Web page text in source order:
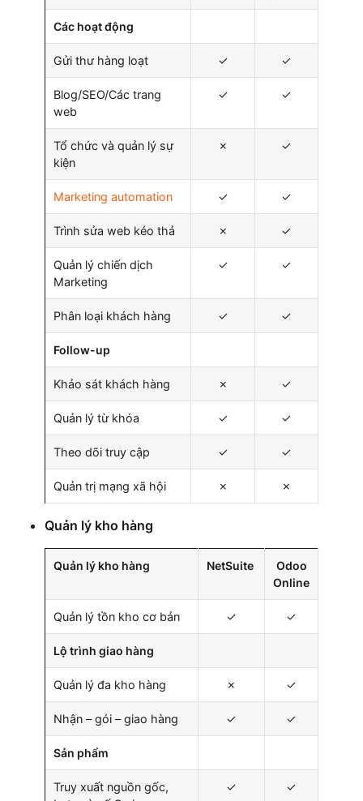
Các hoạt động
Gửi thư hàng loạt ✓ ✓
Blog/SEO/Các trang
web
✓ ✓
Tổ chức và quản lý sự
kiện
✗ ✓
Marketing automation ✓ ✓
Trình sửa web kéo thả ✗ ✓
Quản lý chiến dịch
Marketing
✓ ✓
Phân loại khách hàng ✓ ✓
Follow-up
Khảo sát khách hàng ✗ ✓
Quản lý từ khóa ✓ ✓
Theo dõi truy cập ✓ ✓
Quản trị mạng xã hội ✗ ✗
Quản lý kho hàng
Quản lý kho hàng NetSuite
Odoo
Online
Quản lý tồn kho cơ bản ✓ ✓
Lộ trình giao hàng
Quản lý đa kho hàng ✗ ✓
Nhận – gói – giao hàng ✓ ✓
Sản phẩm
Truy xuất nguồn gốc,
✓ ✓